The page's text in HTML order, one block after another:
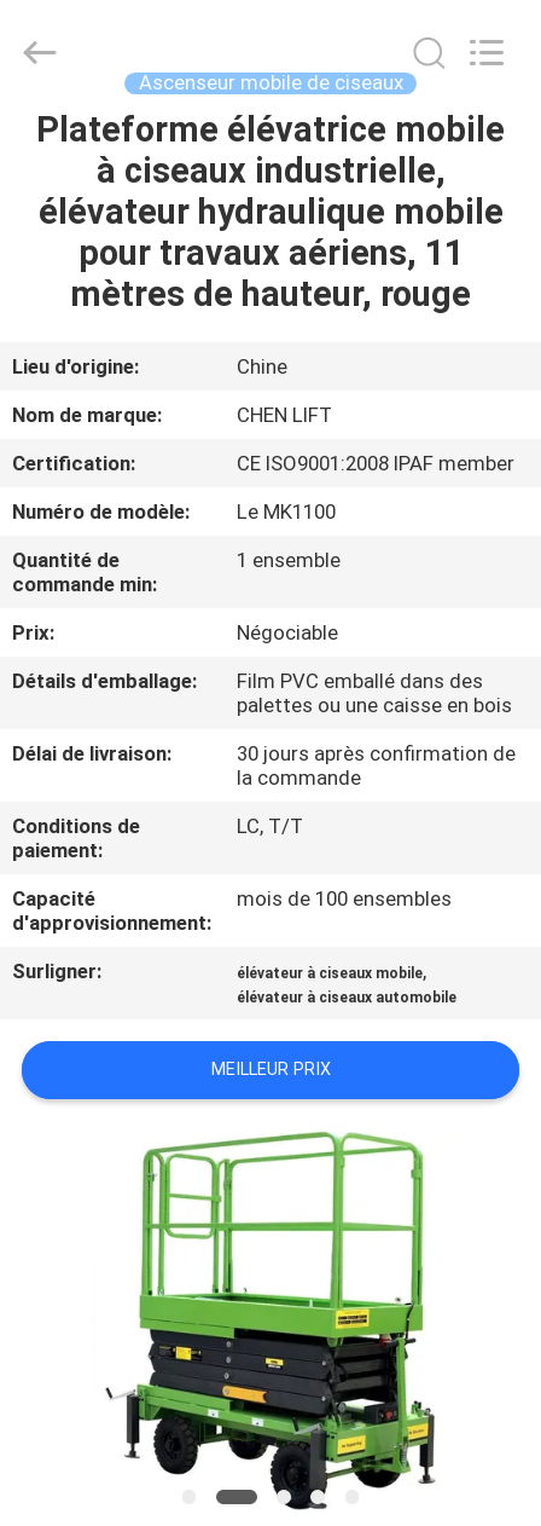
MAISON
PRODUITS
À
PROPOS
DE
VISITE
L'USINE
DE
LA
QUALITÉ
NOUS
CONTACTER
NOUVELLES
UN DEVIS
POLITIQUE
CONFIDENTIALITÉ
MACHINERY
Reserved.
Ascenseur mobile de ciseaux
Plateforme élévatrice mobile
à ciseaux industrielle,
élévateur hydraulique mobile
pour travaux aériens, 11
mètres de hauteur, rouge
Lieu d'origine:
Chine
Nom de marque:
CHEN LIFT
Certification:
CE ISO9001:2008 IPAF member
Numéro de modèle:
Le MK1100
Quantité de
commande min:
1 ensemble
Prix:
Négociable
Détails d'emballage:
Film PVC emballé dans des
palettes ou une caisse en bois
Délai de livraison:
30 jours après confirmation de
la commande
Conditions de
paiement:
LC, T/T
Capacité
d'approvisionnement:
mois de 100 ensembles
Surligner: élévateur à ciseaux mobile,
élévateur à ciseaux automobile
MEILLEUR PRIX